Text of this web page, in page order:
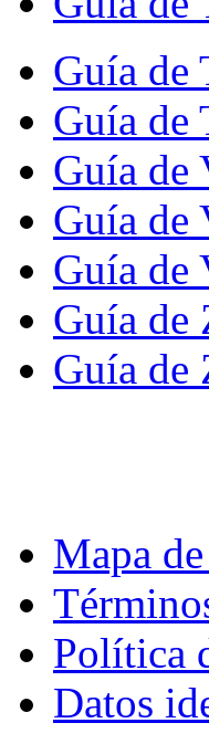
Guía de
Guía de
Guía de
Guía de
Guía de
Guía de
Guía de
Mapa
Política
Datos